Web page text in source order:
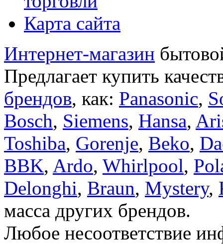
Карта сайта
Интернет-магазин
Предлагает купить
брендов, как: Panasonic,
Bosch, Siemens, Hansa,
Toshiba, Gorenje, Beko,
BBK, Ardo, Whirlpool,
Delonghi, Braun, Mystery,
масса других брендов.
Любое несоответствие